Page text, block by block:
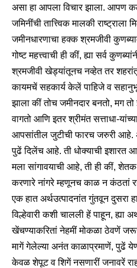
असा हा आपला विचार झाला. आपण
जमिनींची तात्त्विक मालकी राष्ट्राला
जमीनधारणाचा हक्क श्रमजीवी
गोष्ट महत्त्वाची ही कीं, ह्या सर्व
श्रमजीवी खेड्यांतूनच नव्हेत तर
कायमचें सहकार्य केलें पाहिजे व
झाला कीं तोच जमीनदार बनतो, मग
वागतो आणि इतर श्रीमंत सत्ताधा-
आपसांतील जुटीची फारच जरुरी आहे.
पुढें दिलेंच आहे. ती धोक्याची इशारत
मला सांगावयाची आहे, ती ही कीं,
करणारे नांगरे म्हणूनच काळ न कंठतां
एक हात अर्थउत्पादनांत गुंतवून दुसरा
विल्हेवारी कशी चालली हें पाहून, ह्या
खेंचण्याकरितां नेहमीं मोकळा ठेवणें
मागें गेलेल्या अनंत काळाप्रमाणें, पुढें
केवळ शेपूट व शिगें नसणारीं जनावरें